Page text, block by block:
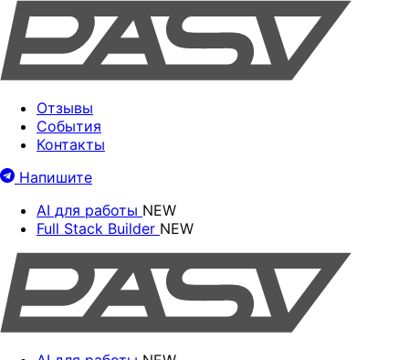
Отзывы
События
Контакты
Напишите
AI для работы NEW
Full Stack Builder NEW